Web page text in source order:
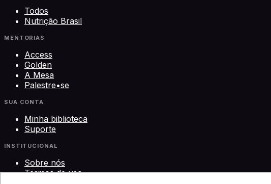
Todos
Nutrição Brasil
MENTORIAS
Access
Golden
A Mesa
Palestre•se
SUA CONTA
Minha biblioteca
Suporte
INSTITUCIONAL
Sobre nós
Termos de uso